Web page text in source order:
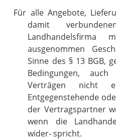
Für alle Angebote,
damit
Landhandelsfirma
ausgenommen
Sinne des § 13 BGB,
Bedingungen,
Verträgen nicht
Entgegenstehende
der Vertragspartner
wenn die
wider- spricht.